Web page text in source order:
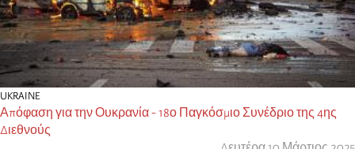
UKRAINE
Απόφαση για την Ουκρανία - 18ο Παγκόσμιο Συνέδριο της 4ης
Διεθνούς